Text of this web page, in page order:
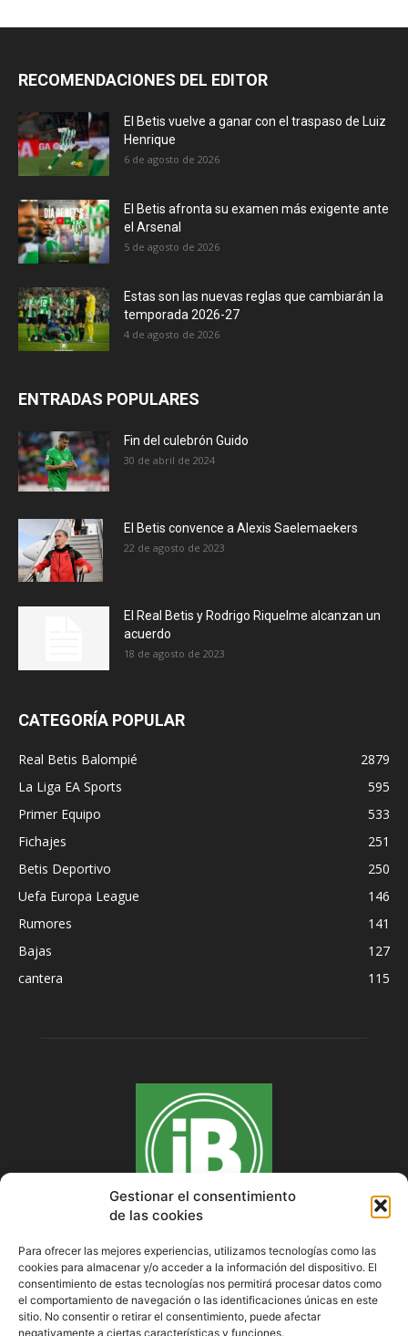
Gestionar el consentimiento
de las cookies
Para ofrecer las mejores experiencias, utilizamos tecnologías como las
cookies para almacenar y/o acceder a la información del dispositivo. El
consentimiento de estas tecnologías nos permitirá procesar datos como
el comportamiento de navegación o las identificaciones únicas en este
sitio. No consentir o retirar el consentimiento, puede afectar
negativamente a ciertas características y funciones.
RECOMENDACIONES DEL EDITOR
El Betis vuelve a ganar con el traspaso de Luiz
Henrique
6 de agosto de 2026
El Betis afronta su examen más exigente ante
el Arsenal
5 de agosto de 2026
Estas son las nuevas reglas que cambiarán la
temporada 2026-27
4 de agosto de 2026
ENTRADAS POPULARES
Fin del culebrón Guido
30 de abril de 2024
El Betis convence a Alexis Saelemaekers
22 de agosto de 2023
El Real Betis y Rodrigo Riquelme alcanzan un
acuerdo
18 de agosto de 2023
CATEGORÍA POPULAR
Real Betis Balompié
2879
La Liga EA Sports
595
Primer Equipo
533
Fichajes
251
Betis Deportivo
250
Uefa Europa League
146
Rumores
141
Bajas
127
cantera
115
SOBRE NOSOTROS